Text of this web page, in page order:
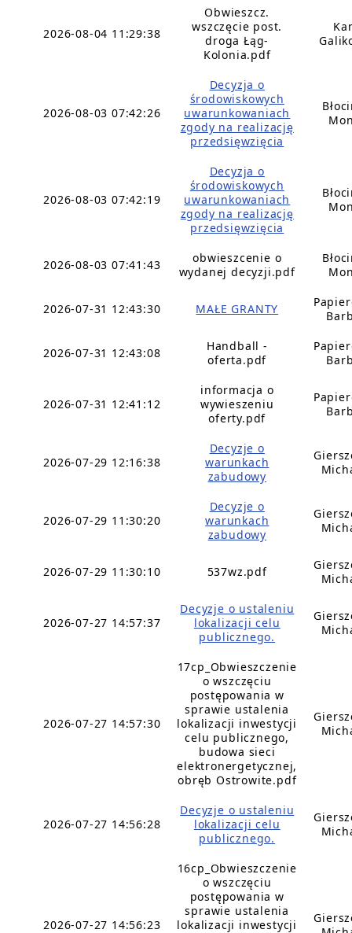
2026-08-04 11:29:38
Obwieszcz.
wszczęcie post.
droga Łąg-
Kolonia.pdf
2026-08-03 07:42:26
Decyzja o
środowiskowych
uwarunkowaniach
zgody na realizację
przedsięwzięcia
2026-08-03 07:42:19
Decyzja o
środowiskowych
uwarunkowaniach
zgody na realizację
przedsięwzięcia
2026-08-03 07:41:43
obwieszcenie o
wydanej decyzji.pdf
2026-07-31 12:43:30 MAŁE GRANTY
2026-07-31 12:43:08
Handball -
oferta.pdf
2026-07-31 12:41:12
informacja o
wywieszeniu
oferty.pdf
2026-07-29 12:16:38
Decyzje o
warunkach
zabudowy
2026-07-29 11:30:20
Decyzje o
warunkach
zabudowy
2026-07-29 11:30:10 537wz.pdf
2026-07-27 14:57:37
Decyzje o ustaleniu
lokalizacji celu
publicznego.
2026-07-27 14:57:30
17cp_Obwieszczenie
o wszczęciu
postępowania w
sprawie ustalenia
lokalizacji inwestycji
celu publicznego,
budowa sieci
elektronergetycznej,
obręb Ostrowite.pdf
2026-07-27 14:56:28
Decyzje o ustaleniu
lokalizacji celu
publicznego.
2026-07-27 14:56:23
16cp_Obwieszczenie
o wszczęciu
postępowania w
sprawie ustalenia
lokalizacji inwestycji